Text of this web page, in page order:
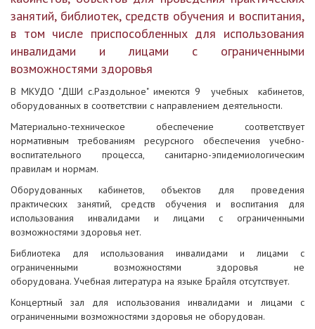
занятий, библиотек, средств обучения и воспитания,
в том числе приспособленных для использования
инвалидами и лицами с ограниченными
возможностями здоровья
В МКУДО "ДШИ с.Раздольное" имеются 9 учебных кабинетов,
оборудованных в соответствии с направлением деятельности.
Материально-техническое обеспечение соответствует
нормативным требованиям ресурсного обеспечения учебно-
воспитательного процесса, санитарно-эпидемиологическим
правилам и нормам.
Оборудованных кабинетов, объектов для проведения
практических занятий, средств обучения и воспитания для
использования инвалидами и лицами с ограниченными
возможностями здоровья нет.
Библиотека для использования инвалидами и лицами с
ограниченными возможностями здоровья не
оборудована. Учебная литература на языке Брайля отсутствует.
Концертный зал для использования инвалидами и лицами с
ограниченными возможностями здоровья не оборудован.